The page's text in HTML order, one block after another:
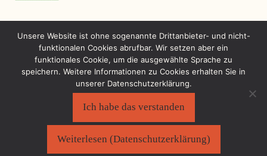
Sächsischer Flüchtlingsrat e.V.©2026
Unsere Website ist ohne sogenannte Drittanbieter- und nicht-
funktionalen Cookies abrufbar. Wir setzen aber ein
funktionales Cookie, um die ausgewählte Sprache zu
speichern. Weitere Informationen zu Cookies erhalten Sie in
unserer Datenschutzerklärung.
Ich habe das verstanden
Weiterlesen (Datenschutzerklärung)